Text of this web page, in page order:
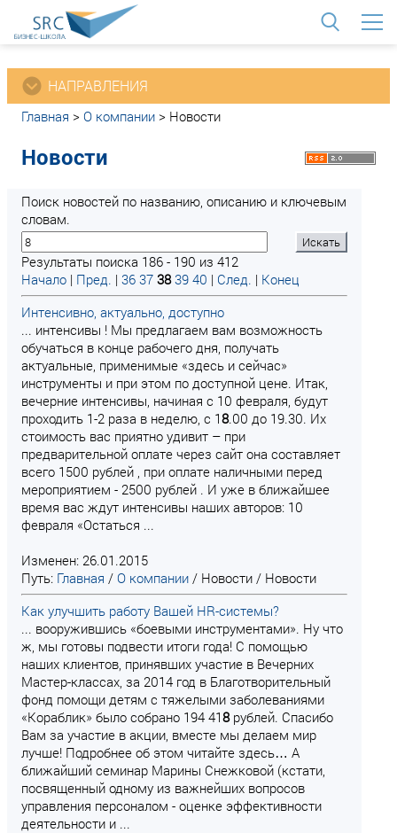
НАПРАВЛЕНИЯ
Главная > О компании > Новости
Новости
Поиск новостей по названию, описанию и ключевым
словам.
Результаты поиска 186 - 190 из 412
Начало | Пред. | 36 37 38 39 40 | След. | Конец
Интенсивно, актуально, доступно
... интенсивы ! Мы предлагаем вам возможность
обучаться в конце рабочего дня, получать
актуальные, применимые «здесь и сейчас»
инструменты и при этом по доступной цене. Итак,
вечерние интенсивы, начиная с 10 февраля, будут
проходить 1-2 раза в неделю, с 18.00 до 19.30. Их
стоимость вас приятно удивит – при
предварительной оплате через сайт она составляет
всего 1500 рублей , при оплате наличными перед
мероприятием - 2500 рублей . И уже в ближайшее
время вас ждут интенсивы наших авторов: 10
февраля «Остаться ...
Изменен: 26.01.2015
Путь: Главная / О компании / Новости / Новости
Как улучшить работу Вашей HR-системы?
... вооружившись «боевыми инструментами». Ну что
ж, мы готовы подвести итоги года! С помощью
наших клиентов, принявших участие в Вечерних
Мастер-классах, за 2014 год в Благотворительный
фонд помощи детям с тяжелыми заболеваниями
«Кораблик» было собрано 194 418рублей. Спасибо
Вам за участие в акции, вместе мы делаем мир
лучше! Подробнее об этом читайте здесь… А
ближайший семинар Марины Снежковой (кстати,
посвященный одному из важнейших вопросов
управления персоналом - оценке эффективности
деятельности и ...